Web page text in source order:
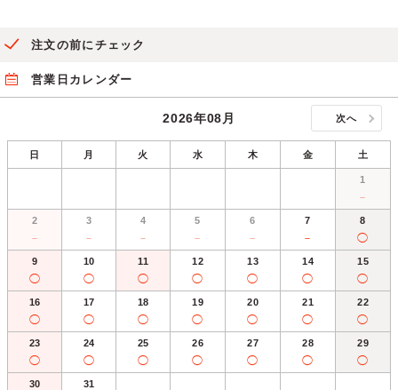
注文の前にチェック
営業日カレンダー
2026年08月 次へ
日 月 火 水 木 金 土
1
－
2
－
3
－
4
－
5
－
6
－
7
－
8
◯
9
◯
10
◯
11
◯
12
◯
13
◯
14
◯
15
◯
16
◯
17
◯
18
◯
19
◯
20
◯
21
◯
22
◯
23
◯
24
◯
25
◯
26
◯
27
◯
28
◯
29
◯
30 31